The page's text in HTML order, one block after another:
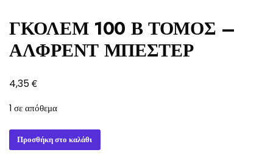
ΓΚΟΛΕΜ 100 Β ΤΟΜΟΣ –
ΑΛΦΡΕΝΤ ΜΠΕΣΤΕΡ
4,35€
1 σε απόθεμα
ΓΚΟΛΕΜ
100
Προσθήκη στο καλάθι